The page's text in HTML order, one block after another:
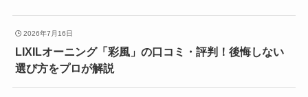
2026年7月16日
LIXILオーニング「彩風」の口コミ・評判！後悔しない
選び方をプロが解説